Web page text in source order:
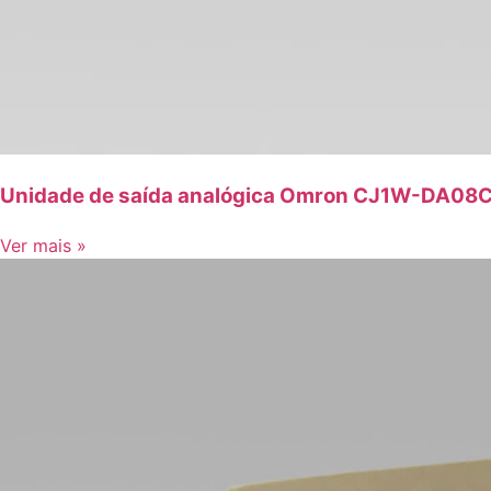
Unidade de saída analógica Omron CJ1W-
Ver mais »